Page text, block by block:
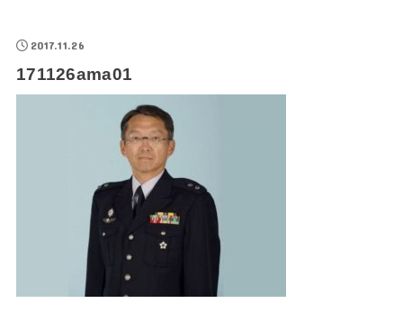
2017.11.26
171126ama01